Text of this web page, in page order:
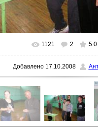
В реальном размере
1121 2 5.0
Добавлено17.10.2008